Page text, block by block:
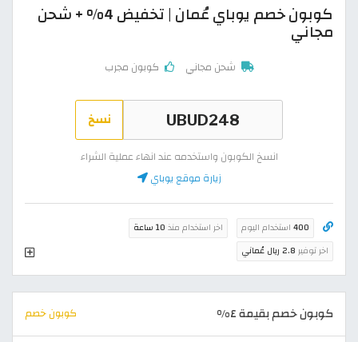
كوبون خصم يوباي عُمان | تخفيض 4% + شحن
مجاني
شحن مجاني كوبون مجرب
نسخ
انسخ الكوبون واستخدمه عند انهاء عملية الشراء
زيارة موقع يوباي
400 استخدام اليوم اخر استخدام منذ 10 ساعة
اخر توفير 2.8 ريال عُماني
كوبون خصم بقيمة ٤% كوبون خصم